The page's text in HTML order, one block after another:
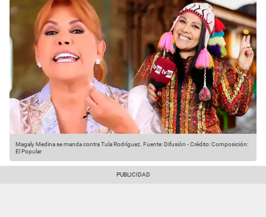
Magaly Medina se manda contra Tula Rodríguez. Fuente: Difusión -Crédito: Composición:
El Popular